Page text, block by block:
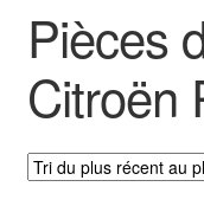
Livraison
Livraison
Mon compte
Pièces
Citroën